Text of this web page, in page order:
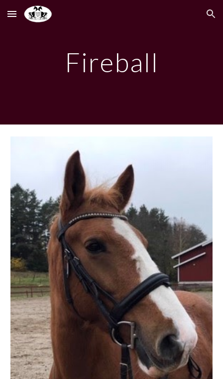
Skip to main content Skip to navigation
Fireball